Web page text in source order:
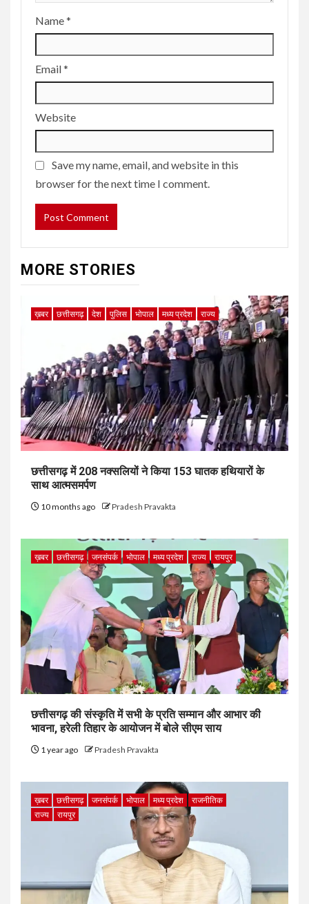
Name*
Email*
Website
Save my name, email, and website in this
browser for the next time I comment.
MORE STORIES
ख़बर छत्तीसगढ़ देश पुलिस भोपाल मध्य प्रदेश राज्य
छत्तीसगढ़ में 208 नक्सलियों ने किया 153 घातक हथियारों के
साथ आत्मसमर्पण
10 months ago Pradesh Pravakta
ख़बर छत्तीसगढ़ जनसंपर्क भोपाल मध्य प्रदेश राज्य रायपुर
छत्तीसगढ़ की संस्कृति में सभी के प्रति सम्मान और आभार की
भावना, हरेली तिहार के आयोजन में बोले सीएम साय
1 year ago Pradesh Pravakta
ख़बर छत्तीसगढ़ जनसंपर्क भोपाल मध्य प्रदेश
राजनीतिक
राज्य
रायपुर